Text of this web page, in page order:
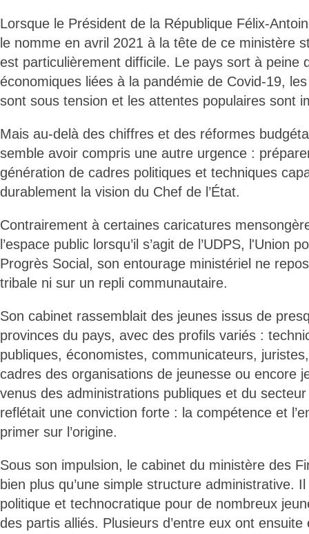
Lorsque le Président de la République Félix-
le nomme en avril 2021 à la tête de ce ministère
est particulièrement difficile. Le pays sort à peine
économiques liées à la pandémie de Covid-19,
sont sous tension et les attentes populaires sont
Mais au-delà des chiffres et des réformes
semble avoir compris une autre urgence :
génération de cadres politiques et techniques
durablement la vision du Chef de l’État.
Contrairement à certaines caricatures
l’espace public lorsqu’il s’agit de l’UDPS, l'Union
Progrès Social, son entourage ministériel ne
tribale ni sur un repli communautaire.
Son cabinet rassemblait des jeunes issus de
provinces du pays, avec des profils variés :
publiques, économistes, communicateurs,
cadres des organisations de jeunesse ou encore
venus des administrations publiques et du
reflétait une conviction forte : la compétence et
primer sur l’origine.
Sous son impulsion, le cabinet du ministère des
bien plus qu’une simple structure administrative. Il
politique et technocratique pour de nombreux
des partis alliés. Plusieurs d’entre eux ont